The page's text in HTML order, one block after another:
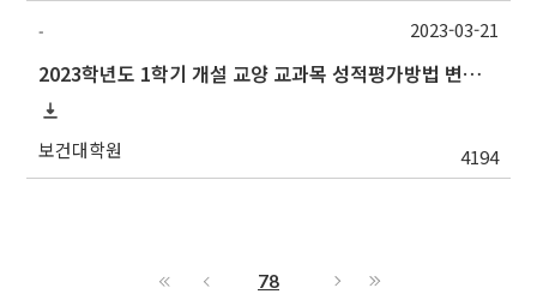
-
2023학년도 1학기 개설 교양 교과목 성적평가방법 변경 안내
보건대학원 4194
2023-03-21
78